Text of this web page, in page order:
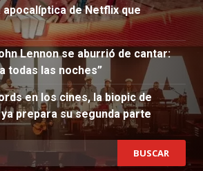
apocalíptica de Netflix que
Lennon se aburrió de cantar:
todas las noches”
en los cines, la biopic de
prepara su segunda parte